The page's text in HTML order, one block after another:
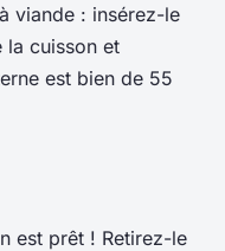
viande : insérez-le
la cuisson et
est bien de 55
est prêt ! Retirez-le